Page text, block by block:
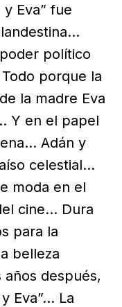
y Eva” fue
político
porque la
la madre Eva
Y en el papel
Adán y
celestial…
moda en el
cine… Dura
para la
belleza
después,
Eva”… La